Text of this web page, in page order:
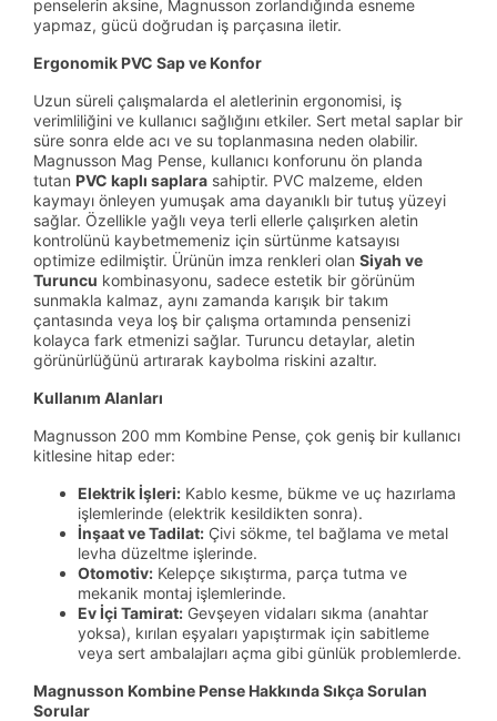
penselerin aksine, Magnusson zorlandığında esneme
yapmaz, gücü doğrudan iş parçasına iletir.
Ergonomik PVC Sap ve Konfor
Uzun süreli çalışmalarda el aletlerinin ergonomisi, iş
verimliliğini ve kullanıcı sağlığını etkiler. Sert metal saplar bir
süre sonra elde acı ve su toplanmasına neden olabilir.
Magnusson Mag Pense, kullanıcı konforunu ön planda
tutan PVC kaplı saplara sahiptir. PVC malzeme, elden
kaymayı önleyen yumuşak ama dayanıklı bir tutuş yüzeyi
sağlar. Özellikle yağlı veya terli ellerle çalışırken aletin
kontrolünü kaybetmemeniz için sürtünme katsayısı
optimize edilmiştir. Ürünün imza renkleri olan Siyah ve
Turuncu kombinasyonu, sadece estetik bir görünüm
sunmakla kalmaz, aynı zamanda karışık bir takım
çantasında veya loş bir çalışma ortamında pensenizi
kolayca fark etmenizi sağlar. Turuncu detaylar, aletin
görünürlüğünü artırarak kaybolma riskini azaltır.
Kullanım Alanları
Magnusson 200 mm Kombine Pense, çok geniş bir kullanıcı
kitlesine hitap eder:
Elektrik İşleri: Kablo kesme, bükme ve uç hazırlama
işlemlerinde (elektrik kesildikten sonra).
İnşaat ve Tadilat: Çivi sökme, tel bağlama ve metal
levha düzeltme işlerinde.
Otomotiv: Kelepçe sıkıştırma, parça tutma ve
mekanik montaj işlemlerinde.
Ev İçi Tamirat: Gevşeyen vidaları sıkma (anahtar
yoksa), kırılan eşyaları yapıştırmak için sabitleme
veya sert ambalajları açma gibi günlük problemlerde.
Magnusson Kombine Pense Hakkında Sıkça Sorulan
Sorular